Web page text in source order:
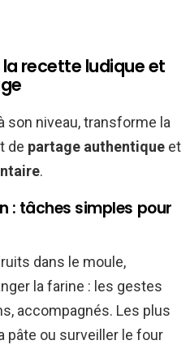
recette ludique et
son niveau, transforme la
de partage authentique et
.
: tâches simples pour
dans le moule,
la farine : les gestes
accompagnés. Les plus
pâte ou surveiller le four